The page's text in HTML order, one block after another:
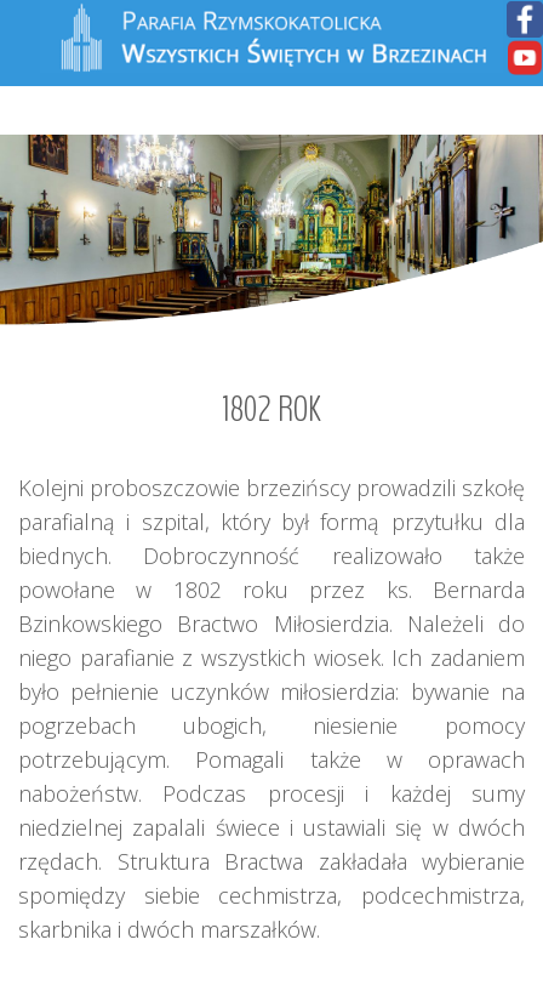
1802ROK
Kolejni proboszczowie brzezińscy prowadzili szkołę
parafialną i szpital, który był formą przytułku dla
biednych. Dobroczynność realizowało także
powołane w 1802 roku przez ks. Bernarda
Bzinkowskiego Bractwo Miłosierdzia. Należeli do
niego parafianie z wszystkich wiosek. Ich zadaniem
było pełnienie uczynków miłosierdzia: bywanie na
pogrzebach ubogich, niesienie pomocy
potrzebującym. Pomagali także w oprawach
nabożeństw. Podczas procesji i każdej sumy
niedzielnej zapalali świece i ustawiali się w dwóch
rzędach. Struktura Bractwa zakładała wybieranie
spomiędzy siebie cechmistrza, podcechmistrza,
skarbnika i dwóch marszałków.